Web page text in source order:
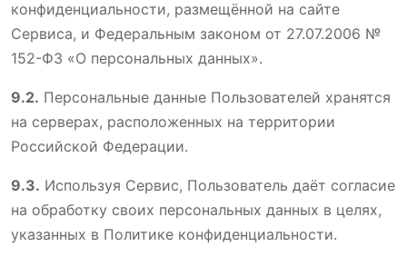
конфиденциальности, размещённой на сайте
Сервиса, и Федеральным законом от 27.07.2006 №
152-ФЗ «О персональных данных».
9.2. Персональные данные Пользователей хранятся
на серверах, расположенных на территории
Российской Федерации.
9.3. Используя Сервис, Пользователь даёт согласие
на обработку своих персональных данных в целях,
указанных в Политике конфиденциальности.